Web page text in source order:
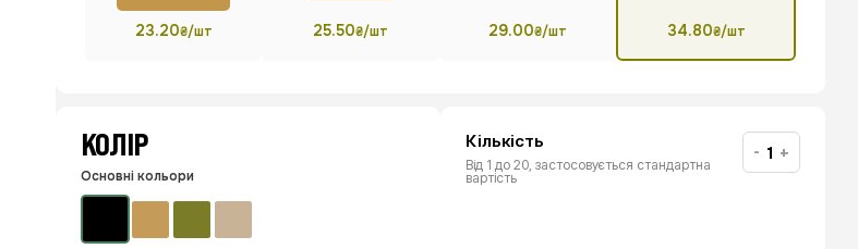
23.20₴/шт 25.50₴/шт 29.00₴/шт 34.80₴/шт
КОЛІР
Основні кольори
Кількість
Від 1 до 20, застосовується стандартна
вартість
- +